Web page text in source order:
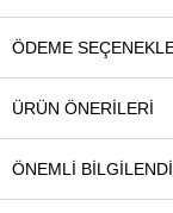
ÖDEME
ÜRÜN ÖNERILERI
ÖNEMLI